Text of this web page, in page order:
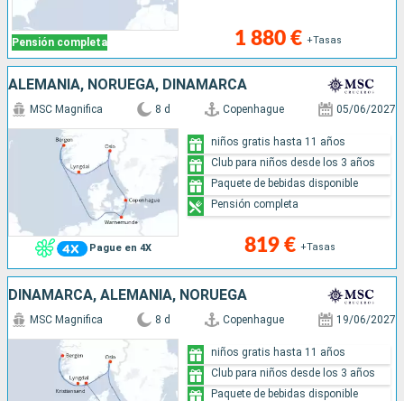
Pensión completa 1 880 € +Tasas
ALEMANIA, NORUEGA, DINAMARCA
Pague en 4X
MSC Magnifica 8 d Copenhague 05/06/2027
819 € +Tasas
niños gratis hasta 11 años
Club para niños desde los 3 años
Paquete de bebidas disponible
Pensión completa
DINAMARCA, ALEMANIA, NORUEGA
MSC Magnifica 8 d Copenhague 19/06/2027
niños gratis hasta 11 años
Club para niños desde los 3 años
Paquete de bebidas disponible